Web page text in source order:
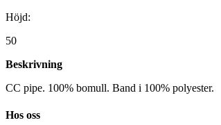
Höjd:
50
Beskrivning
CC pipe. 100% bomull. Band i 100% polyester.
Hos oss